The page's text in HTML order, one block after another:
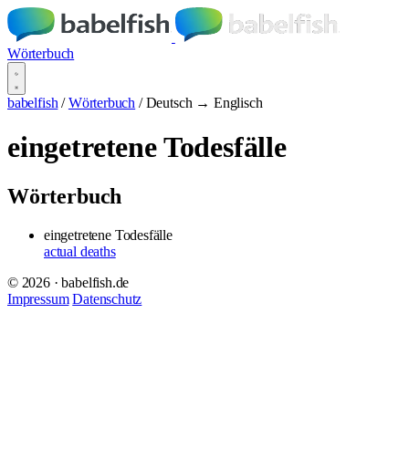
Wörterbuch
babelfish / Wörterbuch / Deutsch → Englisch
eingetretene Todesfälle
Wörterbuch
eingetretene Todesfälle
actual deaths
© 2026 · babelfish.de
Impressum Datenschutz